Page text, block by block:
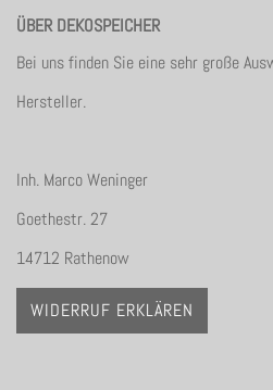
ÜBER DEKOSPEICHER
Bei uns finden Sie eine sehr große
Hersteller.
Inh. Marco Weninger
Goethestr. 27
14712 Rathenow
WIDERRUF ERKLÄREN